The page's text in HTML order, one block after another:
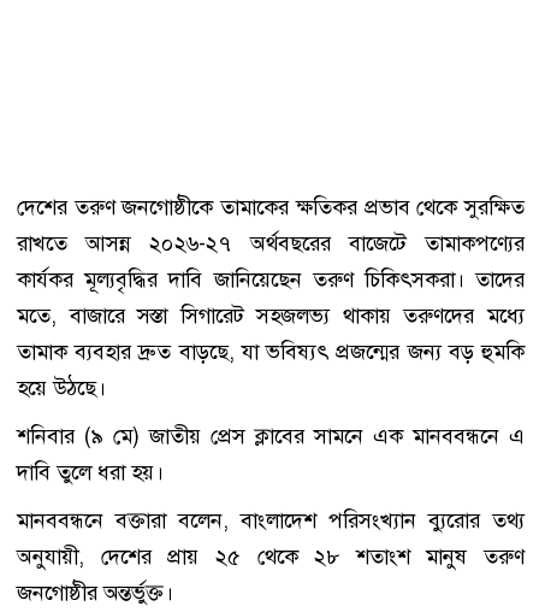
দেশের তরুণ জনগোষ্ঠীকে তামাকের ক্ষতিকর প্রভাব থেকে সুরক্ষিত
রাখতে আসন্ন ২০২৬-২৭ অর্থবছরের বাজেটে তামাকপণ্যের
কার্যকর মূল্যবৃদ্ধির দাবি জানিয়েছেন তরুণ চিকিৎসকরা। তাদের
মতে, বাজারে সস্তা সিগারেট সহজলভ্য থাকায় তরুণদের মধ্যে
তামাক ব্যবহার দ্রুত বাড়ছে, যা ভবিষ্যৎ প্রজন্মের জন্য বড় হুমকি
হয়ে উঠছে।
শনিবার (৯ মে) জাতীয় প্রেস ক্লাবের সামনে এক মানববন্ধনে এ
দাবি তুলে ধরা হয়।
মানববন্ধনে বক্তারা বলেন, বাংলাদেশ পরিসংখ্যান ব্যুরোর তথ্য
অনুযায়ী, দেশের প্রায় ২৫ থেকে ২৮ শতাংশ মানুষ তরুণ
জনগোষ্ঠীর অন্তর্ভুক্ত।